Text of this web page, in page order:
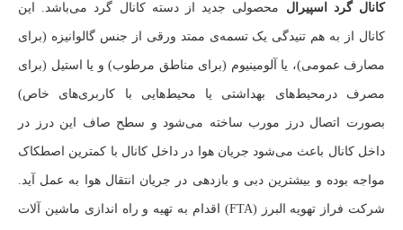
کانال گرد اسپیرال محصولی جدید از دسته کانال گرد می‌باشد. این
کانال از به هم تنیدگی یک تسمه‌ی ممتد ورقی از جنس گالوانیزه (برای
مصارف عمومی)، یا آلومینیوم (برای مناطق مرطوب) و یا استیل (برای
مصرف درمحیط‌های بهداشتی یا محیط‌هایی با کاربری‌های خاص)
بصورت اتصال درز مورب ساخته می‌شود و سطح صاف این درز در
داخل کانال باعث می‌شود جریان هوا در داخل کانال با کمترین اصطکاک
مواجه بوده و بیشترین دبی و بازدهی در جریان انتقال هوا به عمل آید.
شرکت فراز تهویه البرز (FTA) اقدام به تهیه و راه اندازی ماشین آلات